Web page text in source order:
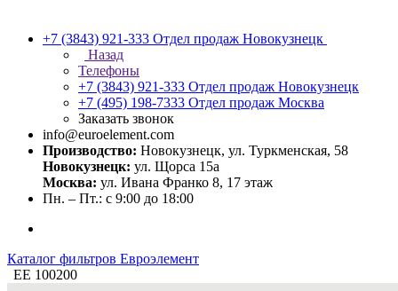
+7 (3843) 921-333 Отдел продаж Новокузнецк
Назад
Телефоны
+7 (3843) 921-333 Отдел продаж Новокузнецк
+7 (495) 198-7333 Отдел продаж Москва
Заказать звонок
info@euroelement.com
Производство: Новокузнецк, ул. Туркменская, 58
Новокузнецк: ул. Щорса 15а
Москва: ул. Ивана Франко 8, 17 этаж
Пн. – Пт.: с 9:00 до 18:00
Каталог фильтров Евроэлемент
ЕЕ 100200